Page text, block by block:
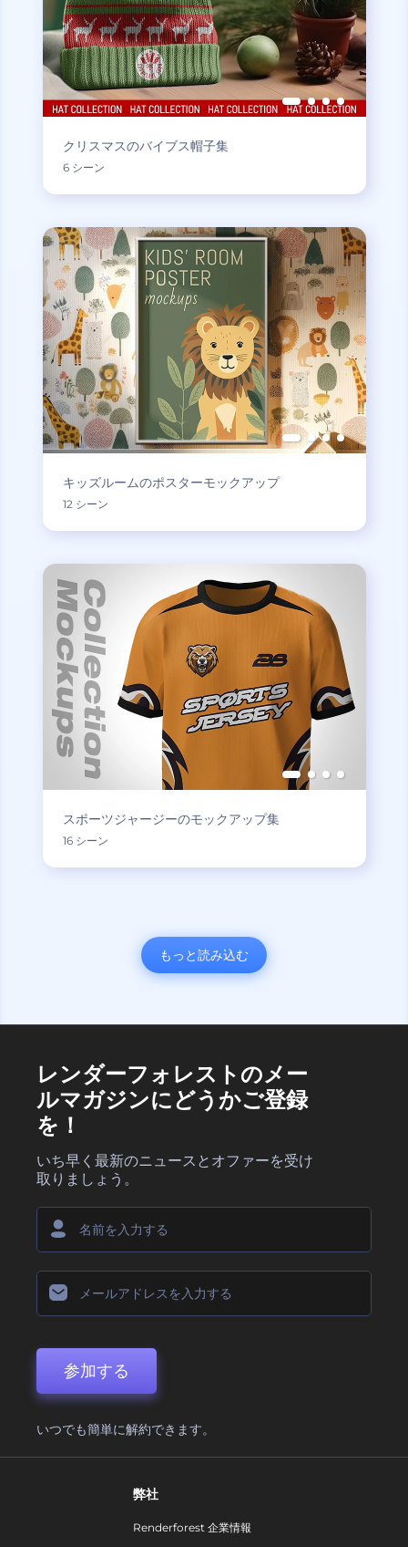
クリスマスのバイブス帽子集
6 シーン
キッズルームのポスターモックアップ
12 シーン
スポーツジャージーのモックアップ集
16 シーン
もっと読み込む
レンダーフォレストのメー
ルマガジンにどうかご登録
を！
いち早く最新のニュースとオファーを受け
取りましょう。
参加する
いつでも簡単に解約できます。
弊社
Renderforest 企業情報